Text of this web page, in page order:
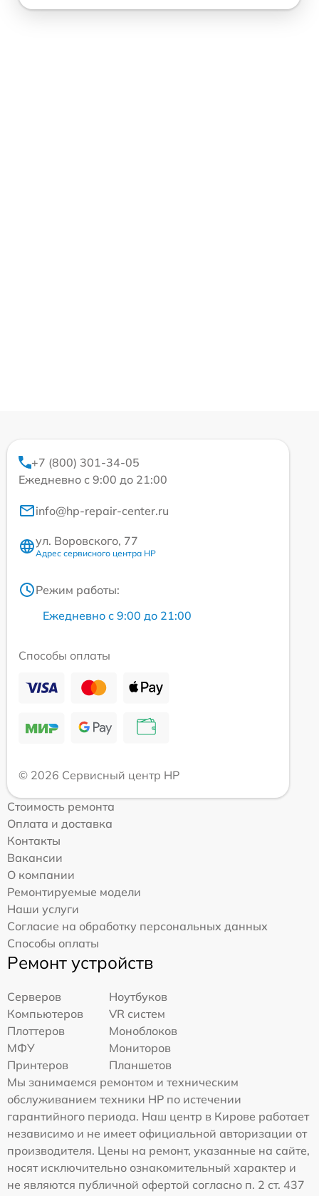
+7 (800) 301-34-05
Ежедневно с 9:00 до 21:00
info@hp-repair-center.ru
ул. Воровского, 77
Адрес сервисного центра HP
Режим работы:
Ежедневно с 9:00 до 21:00
Способы оплаты
© 2026 Сервисный центр HP
Стоимость ремонта
Оплата и доставка
Контакты
Вакансии
О компании
Ремонтируемые модели
Наши услуги
Согласие на обработку персональных данных
Способы оплаты
Ремонт устройств
Серверов
Ноутбуков
Компьютеров
VR систем
Плоттеров
Моноблоков
МФУ
Мониторов
Принтеров
Планшетов
Мы занимаемся ремонтом и техническим
обслуживанием техники HP по истечении
гарантийного периода. Наш центр в Кирове работает
независимо и не имеет официальной авторизации от
производителя. Цены на ремонт, указанные на сайте,
носят исключительно ознакомительный характер и
не являются публичной офертой согласно п. 2 ст. 437